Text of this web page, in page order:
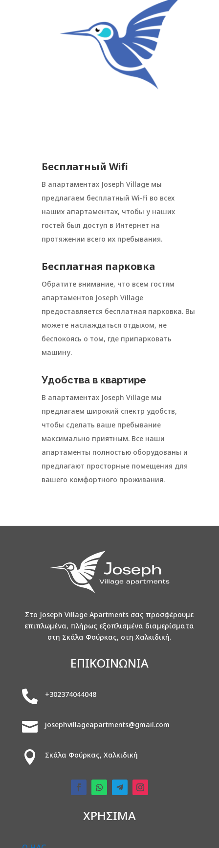
Бесплатный Wifi
В апартаментах Joseph Village мы
предлагаем бесплатный Wi-Fi во всех
наших апартаментах, чтобы у наших
гостей был доступ в Интернет на
протяжении всего их пребывания.
Бесплатная парковка
Обратите внимание, что всем гостям
апартаментов Joseph Village
предоставляется бесплатная парковка. Вы
можете наслаждаться отдыхом, не
беспокоясь о том, где припарковать
машину.
Удобства в квартире
В апартаментах Joseph Village мы
предлагаем широкий спектр удобств,
чтобы сделать ваше пребывание
максимально приятным. Все наши
апартаменты полностью оборудованы и
предлагают просторные помещения для
вашего комфортного проживания.
Στο Joseph Village Apartments σας προσφέρουμε
επιπλωμένα, πλήρως εξοπλισμένα διαμερίσματα
στη Σκάλα Φούρκας, στη Χαλκιδική.
ΕΠΙΚΟΙΝΩΝΙΑ
 +302374044048
 josephvillageapartments@gmail.com
 Σκάλα Φούρκας, Χαλκιδική
ΧΡΗΣΙΜΑ